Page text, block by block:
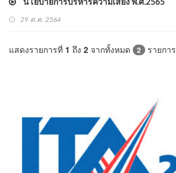
นโยบายการบริหารความเสี่ยง พ.ศ.2565
29 ต.ค. 2564
แสดงรายการที่ 1 ถึง 2 จากทั้งหมด 2 รายการ